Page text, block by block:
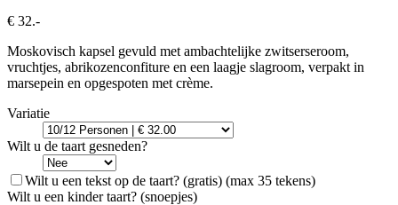
€ 32.-
Moskovisch kapsel gevuld met ambachtelijke zwitserseroom,
vruchtjes, abrikozenconfiture en een laagje slagroom, verpakt in
marsepein en opgespoten met crème.
Variatie
Wilt u de taart gesneden?
Wilt u een tekst op de taart? (gratis) (max 35 tekens)
Wilt u een kinder taart? (snoepjes)